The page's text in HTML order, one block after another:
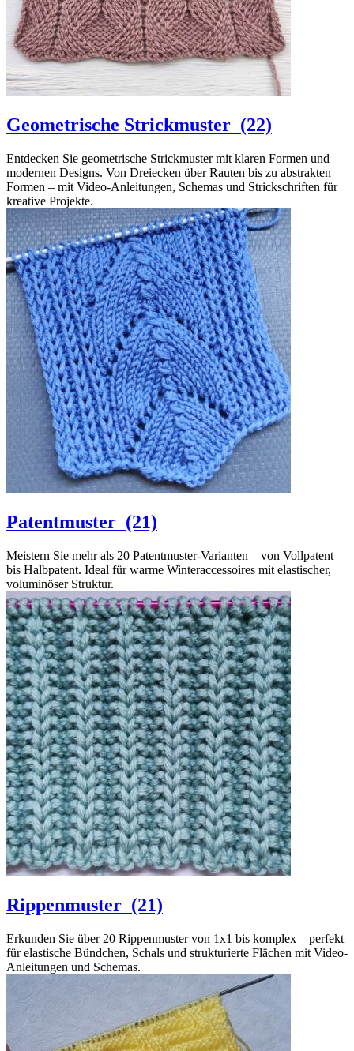
Geometrische Strickmuster (22)
Entdecken Sie geometrische Strickmuster mit klaren Formen und
modernen Designs. Von Dreiecken über Rauten bis zu abstrakten
Formen – mit Video-Anleitungen, Schemas und Strickschriften für
kreative Projekte.
Patentmuster (21)
Meistern Sie mehr als 20 Patentmuster-Varianten – von Vollpatent
bis Halbpatent. Ideal für warme Winteraccessoires mit elastischer,
voluminöser Struktur.
Rippenmuster (21)
Erkunden Sie über 20 Rippenmuster von 1x1 bis komplex – perfekt
für elastische Bündchen, Schals und strukturierte Flächen mit Video-
Anleitungen und Schemas.